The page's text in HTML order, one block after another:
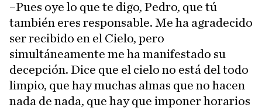
–Pues oye lo que te digo, Pedro, que tú
también eres responsable. Me ha agradecido
ser recibido en el Cielo, pero
simultáneamente me ha manifestado su
decepción. Dice que el cielo no está del todo
limpio, que hay muchas almas que no hacen
nada de nada, que hay que imponer horarios